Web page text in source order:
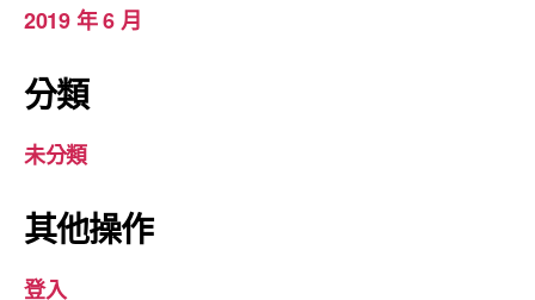
2019 年 6 月
分類
未分類
其他操作
登入